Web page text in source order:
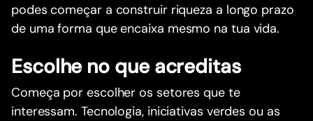
podes começar a construir riqueza a longo prazo
de uma forma que encaixa mesmo na tua vida.
Escolhe no que acreditas
Começa por escolher os setores que te
interessam. Tecnologia, iniciativas verdes ou as